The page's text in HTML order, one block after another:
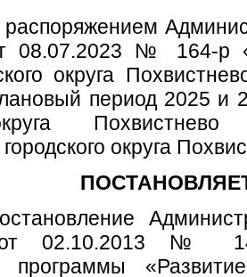
распоряжением
08.07.2023 № 164-р
округа
период 2025 и
округа
от 02.10.2013 №
программы